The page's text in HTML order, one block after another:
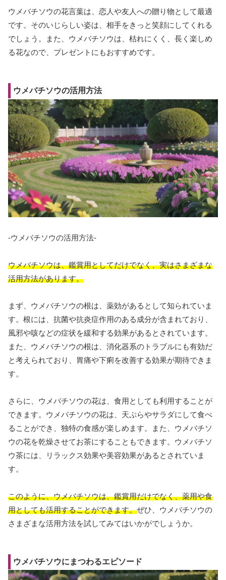
ウメバチソウの花言葉は、恋人や友人への贈り物として最適
です。そのいじらしい姿は、相手をきっと笑顔にしてくれる
でしょう。また、ウメバチソウは、枯れにくく、長く楽しめ
る花なので、プレゼントにもおすすめです。
ウメバチソウの活用方法
-ウメバチソウの活用方法-
ウメバチソウは、鑑賞用としてだけでなく、実はさまざまな
活用方法があります。
まず、ウメバチソウの根は、薬効があるとして知られていま
す。根には、抗菌や抗炎症作用のある成分が含まれており、
風邪や咳などの症状を緩和する効果があるとされています。
また、ウメバチソウの根は、消化器系のトラブルにも有効だ
と考えられており、胃痛や下痢を改善する効果が期待できま
す。
さらに、ウメバチソウの花は、食用としても利用することが
できます。ウメバチソウの花は、天ぷらやサラダにして食べ
ることができ、独特の食感が楽しめます。また、ウメバチソ
ウの花を乾燥させてお茶にすることもできます。ウメバチソ
ウ茶には、リラックス効果や美容効果があるとされていま
す。
このように、ウメバチソウは、鑑賞用だけでなく、薬用や食
用としても活用することができます。ぜひ、ウメバチソウの
さまざまな活用方法を試してみてはいかがでしょうか。
ウメバチソウにまつわるエピソード